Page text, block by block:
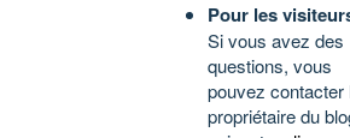
Pour les
Si vous avez des
questions, vous
pouvez contacter
propriétaire du